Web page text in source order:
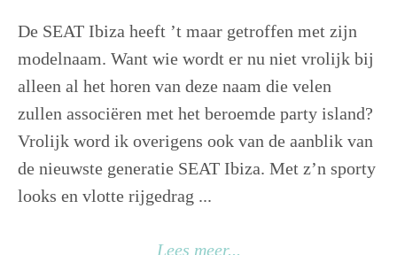
De SEAT Ibiza heeft ’t maar getroffen met zijn
modelnaam. Want wie wordt er nu niet vrolijk bij
alleen al het horen van deze naam die velen
zullen associëren met het beroemde party island?
Vrolijk word ik overigens ook van de aanblik van
de nieuwste generatie SEAT Ibiza. Met z’n sporty
looks en vlotte rijgedrag ...
Lees meer...